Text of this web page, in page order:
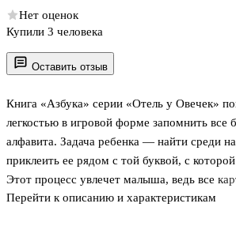
Оставить отзыв
Книга «Азбука» серии «Отель у Овечек»
легкостью в игровой форме запомнить все
алфавита. Задача ребенка — найти среди
приклеить ее рядом с той буквой, с
Этот процесс увлечет малыша, ведь все
знакомые предметы или герои из
Перейти к описанию и характеристикам
Нет оценок
Купили 3 человека